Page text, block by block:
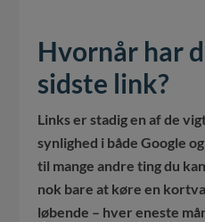
Hvornår har
sidste link?
Links er stadig en af de
synlighed i både Google
til mange andre ting du
nok bare at køre en
løbende – hver eneste